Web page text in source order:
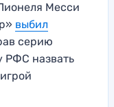
Месси
выбил
серию
РФС назвать